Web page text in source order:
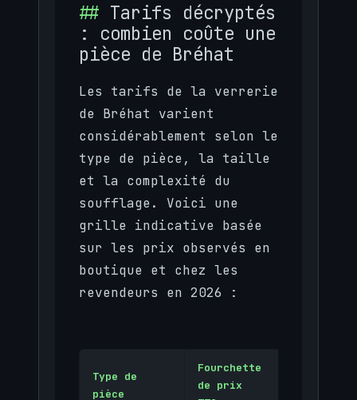
Tarifs décryptés
: combien coûte une
pièce de Bréhat
Les tarifs de la verrerie
de Bréhat varient
considérablement selon le
type de pièce, la taille
et la complexité du
soufflage. Voici une
grille indicative basée
sur les prix observés en
boutique et chez les
revendeurs en 2026 :
Type de
pièce
Fourchette
de prix